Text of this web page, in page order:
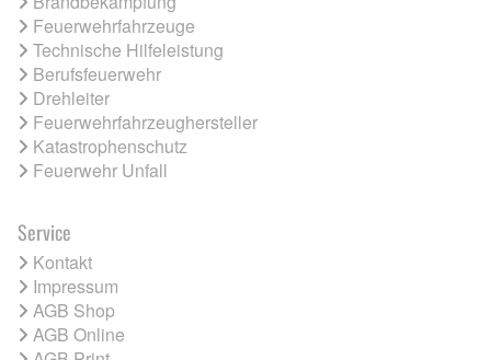
Feuerwehrfahrzeuge
Technische Hilfeleistung
Berufsfeuerwehr
Drehleiter
Feuerwehrfahrzeughersteller
Katastrophenschutz
Feuerwehr Unfall
Service
Kontakt
Impressum
AGB Shop
AGB Online